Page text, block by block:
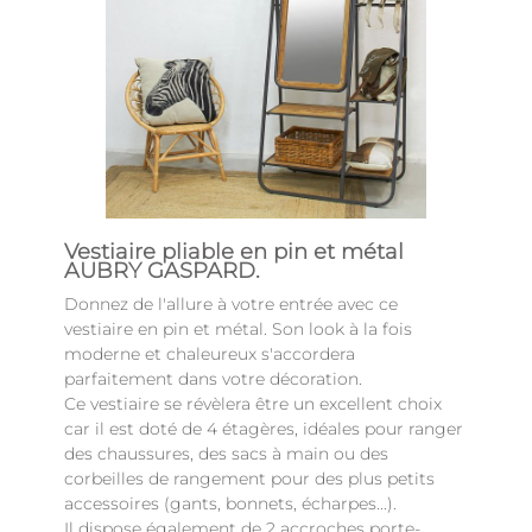
Vestiaire pliable en pin et métal
AUBRY GASPARD.
Donnez de l'allure à votre entrée avec ce
vestiaire en pin et métal. Son look à la fois
moderne et chaleureux s'accordera
parfaitement dans votre décoration.
Ce vestiaire se révèlera être un excellent choix
car il est doté de 4 étagères, idéales pour ranger
des chaussures, des sacs à main ou des
corbeilles de rangement pour des plus petits
accessoires (gants, bonnets, écharpes...).